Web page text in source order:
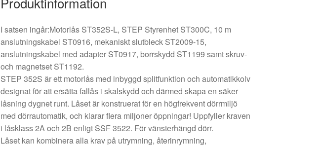
I satsen ingår:Motorlås ST352S-L, STEP Styrenhet ST300C, 10 m
anslutningskabel ST0916, mekaniskt slutbleck ST2009-15,
anslutningskabel med adapter ST0917, borrskydd ST1199 samt skruv-
och magnetset ST1192.
STEP 352S är ett motorlås med inbyggd splitfunktion och automatikkolv
designat för att ersätta fallås i skalskydd och därmed skapa en säker
låsning dygnet runt. Låset är konstruerat för en högfrekvent dörrmiljö
med dörrautomatik, och klarar flera miljoner öppningar! Uppfyller kraven
i låsklass 2A och 2B enligt SSF 3522. För vänsterhängd dörr.
Låset kan kombinera alla krav på utrymning, återinrymning,